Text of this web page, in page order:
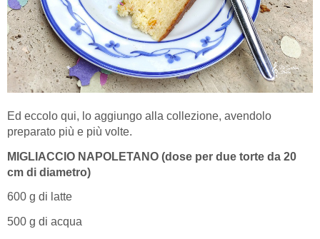
Ed eccolo qui, lo aggiungo alla collezione, avendolo
preparato più e più volte.
MIGLIACCIO NAPOLETANO (dose per due torte da 20
cm di diametro)
600 g di latte
500 g di acqua